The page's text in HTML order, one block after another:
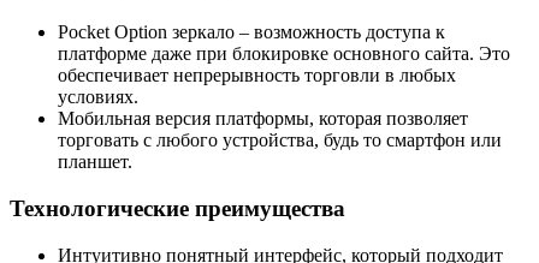
Pocket Option зеркало – возможность доступа к
платформе даже при блокировке основного сайта. Это
обеспечивает непрерывность торговли в любых
условиях.
Мобильная версия платформы, которая позволяет
торговать с любого устройства, будь то смартфон или
планшет.
Технологические преимущества
Интуитивно понятный интерфейс, который подходит